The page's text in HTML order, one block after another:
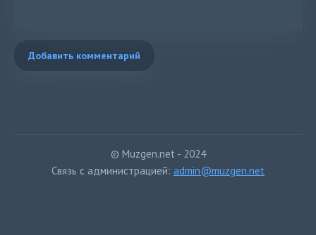
Добавить комментарий
© Muzgen.net - 2024
Связь с администрацией: admin@muzgen.net